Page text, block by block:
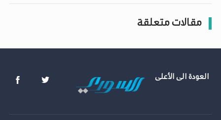
مقالات متعلقة
العودة الى الأعلى